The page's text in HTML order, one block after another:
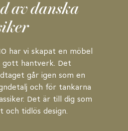
av danska
har vi skapat en möbel
gott hantverk. Det
går igen som en
och för tankarna
Det är till dig som
och tidlös design.